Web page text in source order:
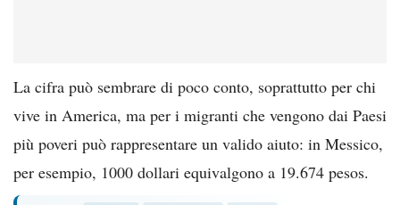
La cifra può sembrare di poco conto, soprattutto per chi
vive in America, ma per i migranti che vengono dai Paesi
più poveri può rappresentare un valido aiuto: in Messico,
per esempio, 1000 dollari equivalgono a 19.674 pesos.